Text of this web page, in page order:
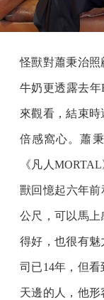
怪獸對蕭秉治照
牛奶更透露去年
來觀看，結束
倍感窩心。蕭
《凡人
獸回憶起六年前
公尺，可以馬
得好，也很有
司已14年，但
天邊的人，他